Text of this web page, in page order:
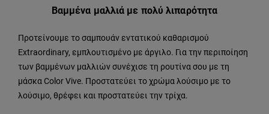
Βαμμένα μαλλιά με πολύ λιπαρότητα
Προτείνουμε τo σαμπουάν εντατικού καθαρισμού
Extraordinary, εμπλουτισμένο με άργιλο. Για την περιποίηση
των βαμμένων μαλλιών συνέχισε τη ρουτίνα σου με τη
μάσκα Color Vive. Προστατεύει το χρώμα λούσιμο με το
λούσιμο, θρέφει και προστατεύει την τρίχα.